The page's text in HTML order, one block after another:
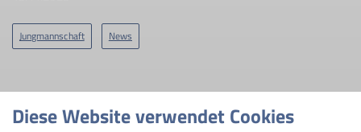
Jungmannschaft News
Um mit bestem Wissen in den Bergen unterwegs zu
Diese Website verwendet Cookies